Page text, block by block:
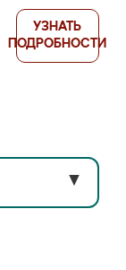
УЗНАТЬ
ПОДРОБНОСТИ
▼